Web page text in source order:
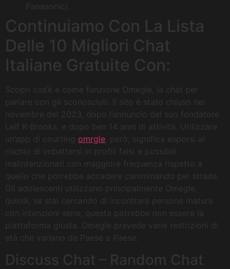
Panasonic).
Continuiamo Con La Lista
Delle 10 Migliori Chat
Italiane Gratuite Con:
Scopri cos’è e come funzione Omegle, la chat per
parlare con gli sconosciuti. Il sito è stato chiuso nel
novembre del 2023, dopo l’annuncio del suo fondatore
Leif K-Brooks, e dopo ben 14 anni di attività. Utilizzare
un’app di courting omrgle , però, significa esporsi al
rischio di imbattersi in profili falsi e possibili
malintenzionati con maggiore frequenza rispetto a
quello che potrebbe accadere camminando per strada.
Gli adolescenti utilizzano principalmente Omegle,
quindi, se stai cercando di incontrare persone mature
con intenzioni serie, questa potrebbe non essere la
piattaforma giusta. Omegle prevede varie restrizioni di
età che variano da Paese a Paese.
Discuss Chat – Random Chat